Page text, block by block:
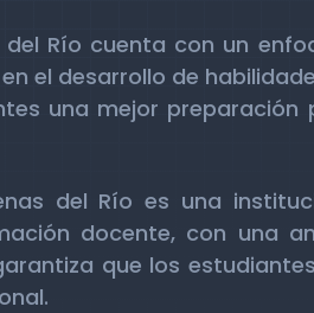
Río cuenta con un
el desarrollo de
una mejor preparación
del Río es una
docente, con una
que los